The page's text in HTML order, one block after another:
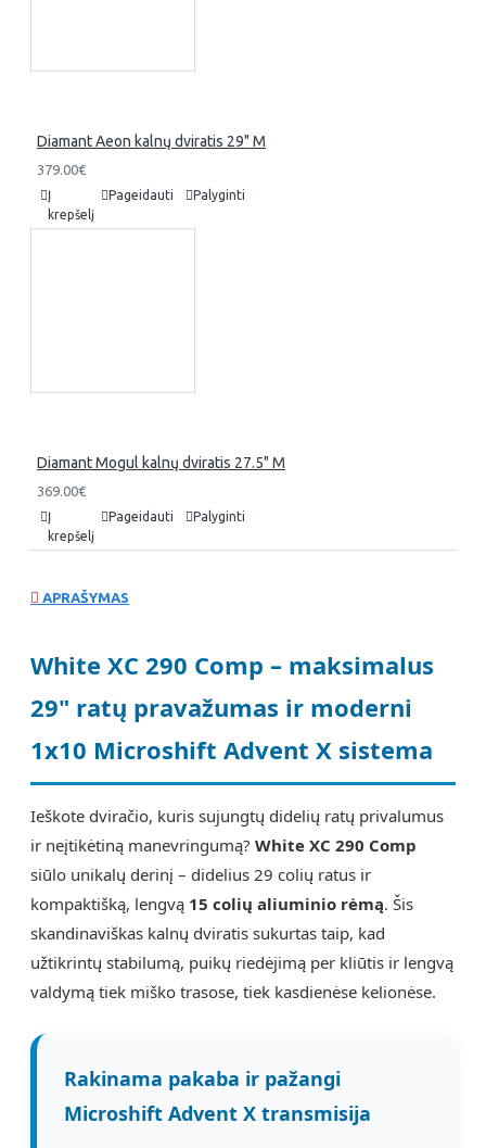
Diamant Aeon kalnų dviratis 29" M
379.00€
Į
krepšelį
Pageidauti Palyginti
Diamant Mogul kalnų dviratis 27.5" M
369.00€
Į
krepšelį
Pageidauti Palyginti
APRAŠYMAS
White XC 290 Comp – maksimalus
29" ratų pravažumas ir moderni
1x10 Microshift Advent X sistema
Ieškote dviračio, kuris sujungtų didelių ratų privalumus
ir neįtikėtiną manevringumą? White XC 290 Comp
siūlo unikalų derinį – didelius 29 colių ratus ir
kompaktišką, lengvą 15 colių aliuminio rėmą. Šis
skandinaviškas kalnų dviratis sukurtas taip, kad
užtikrintų stabilumą, puikų riedėjimą per kliūtis ir lengvą
valdymą tiek miško trasose, tiek kasdienėse kelionėse.
Rakinama pakaba ir pažangi
Microshift Advent X transmisija